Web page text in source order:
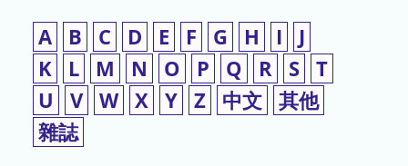
A B C D E F G H I
J
K
L M N O P Q R S T
U
V W X Y Z 中文 其他
雜誌